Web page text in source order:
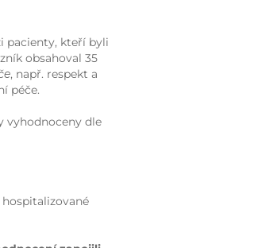
pacienty, kteří byli
obsahoval 35
, např. respekt a
péče.
vyhodnoceny dle